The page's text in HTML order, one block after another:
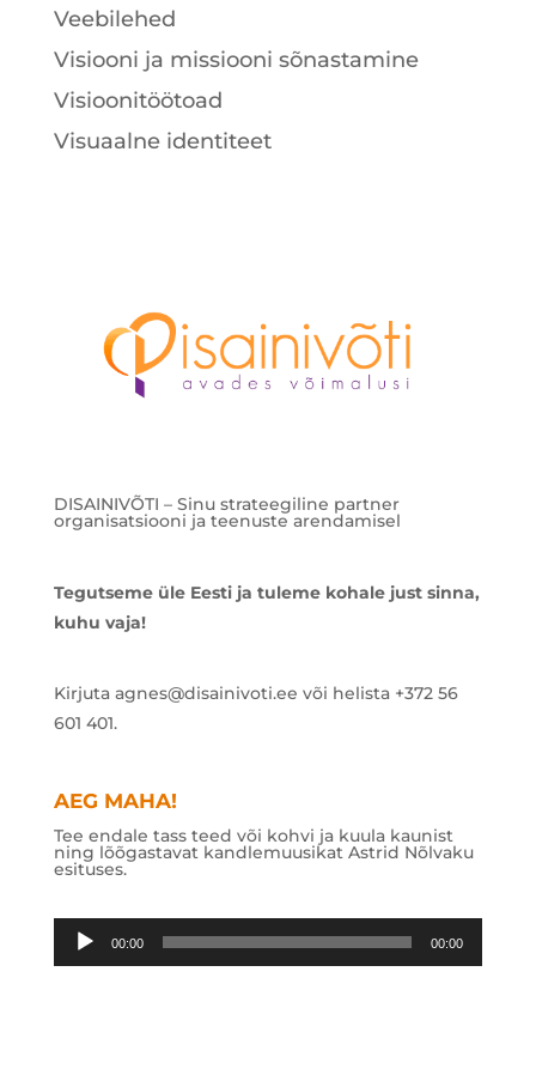
Veebilehed
Visiooni ja missiooni sõnastamine
Visioonitöötoad
Visuaalne identiteet
DISAINIVÕTI – Sinu strateegiline partner
organisatsiooni ja teenuste arendamisel
Tegutseme üle Eesti ja tuleme kohale just sinna,
kuhu vaja!
Kirjuta agnes@disainivoti.ee või helista +372 56
601 401.
AEG MAHA!
Tee endale tass teed või kohvi ja kuula kaunist
ning lõõgastavat kandlemuusikat Astrid Nõlvaku
esituses.
Audioesitaja
00:00 00:00